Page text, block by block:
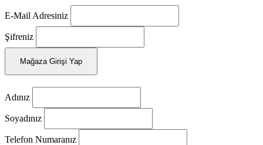
E-Mail Adresiniz
Şifreniz
Mağaza Girişi Yap
Adınız
Soyadınız
Telefon Numaranız